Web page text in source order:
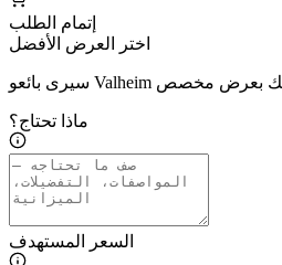
إتمام الطلب
اختر العرض الأفضل
ماذا تحتاج؟
السعر المستهدف